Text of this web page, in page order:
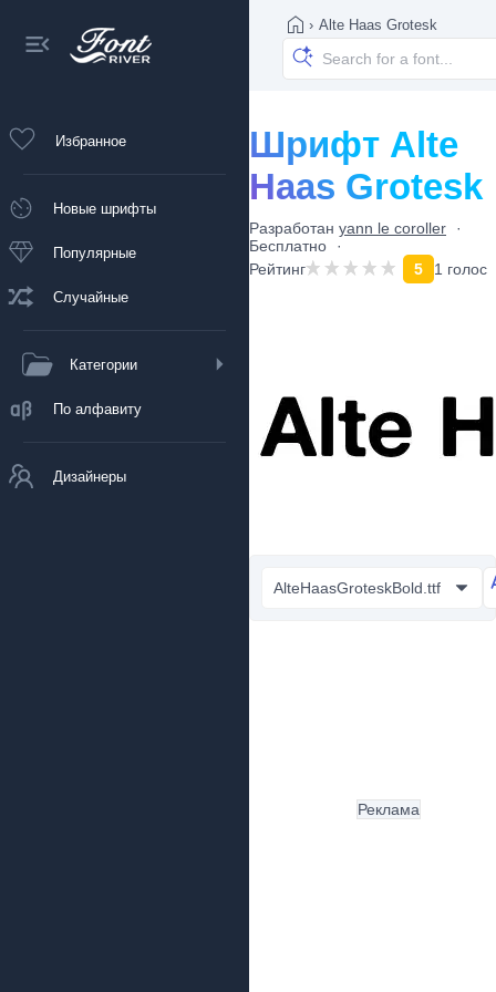
Избранное
Новые шрифты
Популярные
Случайные
Категории
По алфавиту
Дизайнеры
› Alte Haas Grotesk
Шрифт Alte
Haas Grotesk
Разработан yann le coroller
Бесплатно
Рейтинг
5 1 голос
AlteHaasGroteskBold.ttf
Реклама